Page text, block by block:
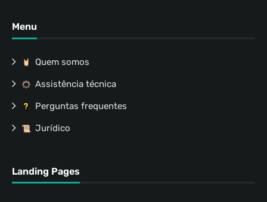
Menu
Quem somos
Assistência técnica
Perguntas frequentes
Jurídico
Landing Pages